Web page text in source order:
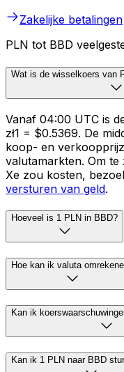
Zakelijke betalingen
PLN tot BBD
Wat is de wisselkoers van
Vanaf 04:00 UTC is
zł1 = $0.5369. De
koop- en
valutamarkten. Om
Xe zou kosten,
versturen van geld.
Hoeveel is 1 PLN in BBD?
Hoe kan ik valuta
Kan ik
Kan ik 1 PLN naar BBD